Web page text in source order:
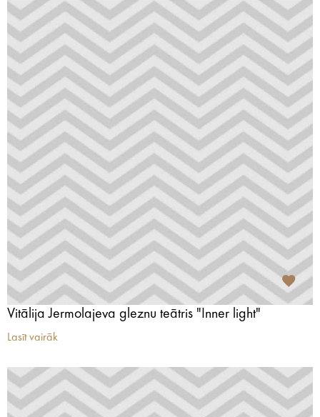
Vitālija Jermolajeva gleznu teātris "Inner light"
Lasīt vairāk